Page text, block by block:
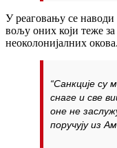
У реаговању се наводи
вољу оних који теже
неоколонијалних окова.
“Санкције су
снаге и све
оне не
поручују из